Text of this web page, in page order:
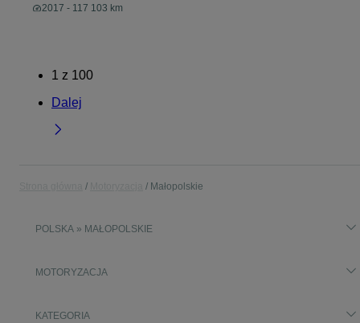
2017 - 117 103 km
1 z 100
Dalej
Małopolskie
POLSKA » MAŁOPOLSKIE
MOTORYZACJA
KATEGORIA